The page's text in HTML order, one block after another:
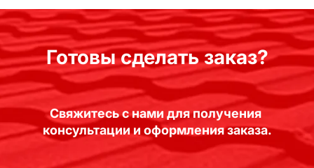
Готовы сделать заказ?
Свяжитесь с нами для получения
консультации и оформления заказа.